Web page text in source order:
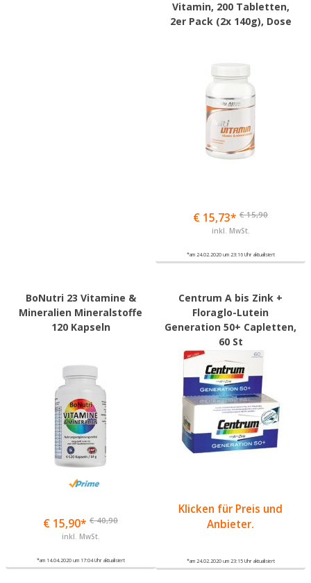
Vitamin, 200 Tabletten,
2er Pack (2x 140g), Dose
€ 15,73* € 15,90
inkl. MwSt.
*am 24.02.2020 um 23:16 Uhr aktualisiert
BoNutri 23 Vitamine &
Mineralien Mineralstoffe
120 Kapseln
€ 15,90* € 40,90
inkl. MwSt.
*am 14.04.2020 um 17:04 Uhr aktualisiert
Centrum A bis Zink +
Floraglo-Lutein
Generation 50+ Capletten,
60 St
Klicken für Preis und
Anbieter.
*am 24.02.2020 um 23:15 Uhr aktualisiert